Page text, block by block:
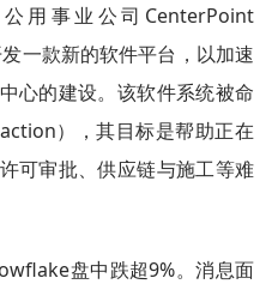
用事业公司CenterPoint
一款新的软件平台，以加速
心的建设。该软件系统被命
），其目标是帮助正在
可审批、供应链与施工等难
盘中跌超9%。消息面